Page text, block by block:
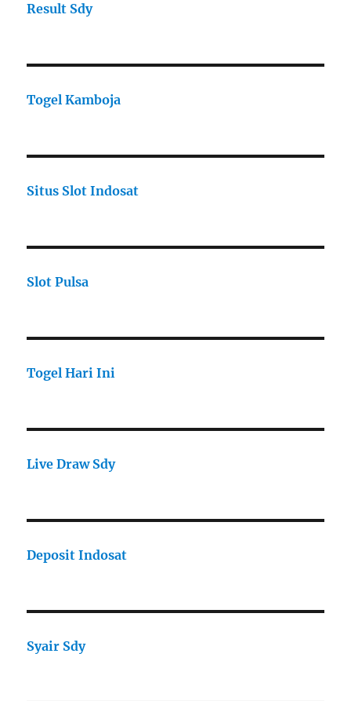
Result Sdy
Togel Kamboja
Situs Slot Indosat
Slot Pulsa
Togel Hari Ini
Live Draw Sdy
Deposit Indosat
Syair Sdy